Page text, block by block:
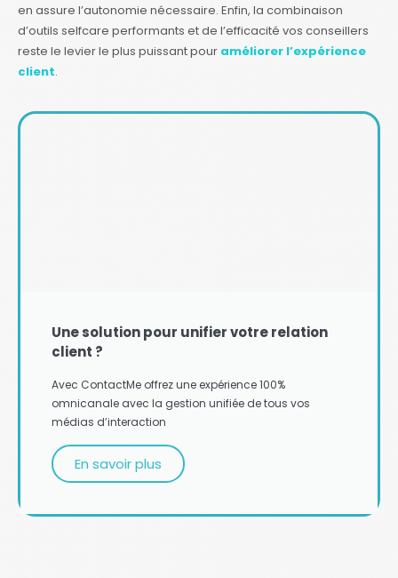
en assure l’autonomie nécessaire. Enfin, la combinaison
d’outils selfcare performants et de l’efficacité vos conseillers
reste le levier le plus puissant pour améliorer l’expérience
client.
Une solution pour unifier votre relation
client ?
Avec ContactMe offrez une expérience 100%
omnicanale avec la gestion unifiée de tous vos
médias d’interaction
En savoir plus